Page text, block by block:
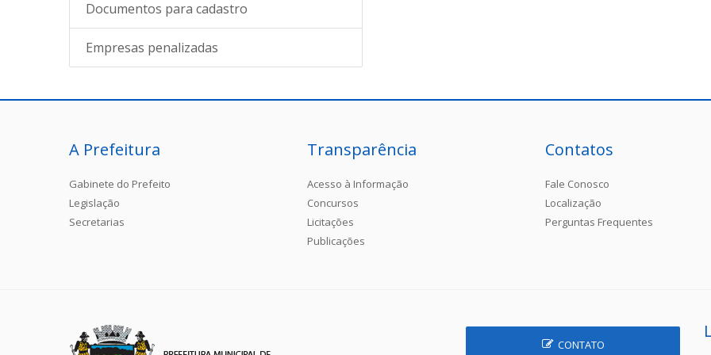
Documentos para cadastro
Empresas penalizadas
A Prefeitura
Gabinete do Prefeito
Legislação
Secretarias
Transparência
Acesso à Informação
Concursos
Licitações
Publicações
Contatos
Fale Conosco
Localização
Perguntas Frequentes
CONTATO